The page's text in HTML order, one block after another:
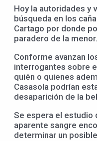
Hoy la autoridades y
búsqueda en los
Cartago por donde
paradero de la menor.
Conforme avanzan
interrogantes sobre
quién o quienes
Casasola podrían
desaparición de la
Se espera el estudio
aparente sangre
determinar un